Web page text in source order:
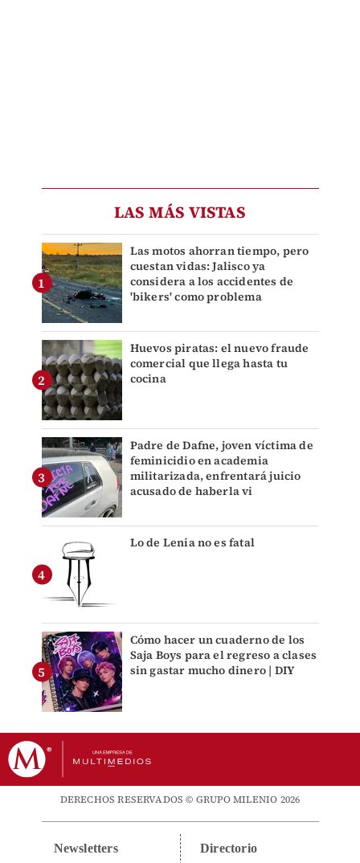
LAS MÁS VISTAS
Las motos ahorran tiempo, pero
cuestan vidas: Jalisco ya
considera a los accidentes de
'bikers' como problema
Huevos piratas: el nuevo fraude
comercial que llega hasta tu
cocina
Padre de Dafne, joven víctima de
feminicidio en academia
militarizada, enfrentará juicio
acusado de haberla vi
Lo de Lenia no es fatal
Cómo hacer un cuaderno de los
Saja Boys para el regreso a clases
sin gastar mucho dinero | DIY
DERECHOS RESERVADOS © GRUPO MILENIO 2026
Newsletters Directorio